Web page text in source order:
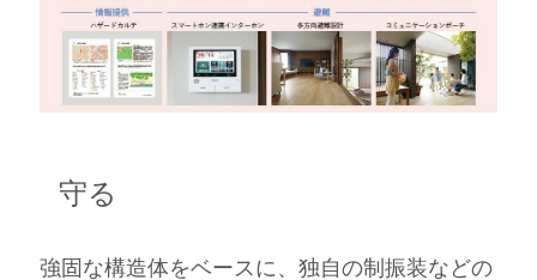
守る
強固な構造体をベースに、独自の制振装などの